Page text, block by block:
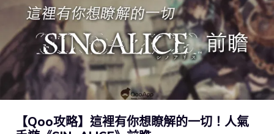
【Qoo攻略】這裡有你想瞭解的一切！人氣